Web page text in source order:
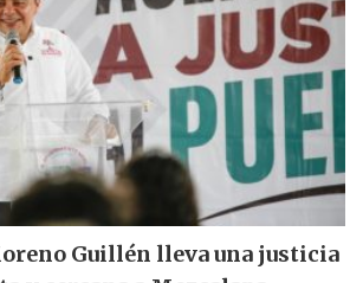
Guillén lleva una justicia